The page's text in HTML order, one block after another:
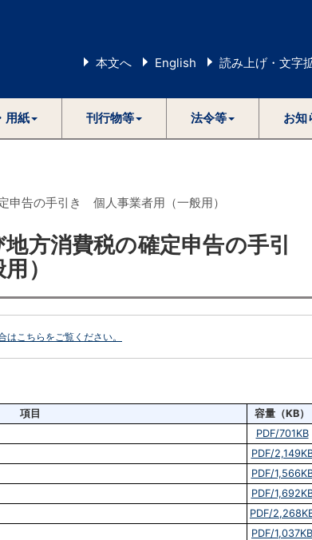
本文へ English 読み上げ・文字
用紙 刊行物等 法令等 お知
告の手引き 個人事業者用（一般用）
方消費税の確定申告の手引
）
こちらをご覧ください。
項目
容量（KB）
PDF/701KB
PDF/
PDF/
PDF/
PDF/
PDF/1,037KB